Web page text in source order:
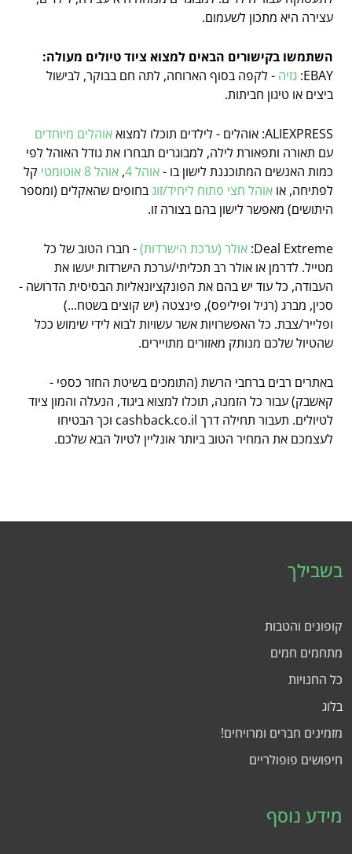
עצירה היא מתכון לשעמום.
השתמשו בקישורים הבאים למצוא ציוד טיולים מעולה:
EBAY: גזיה - לקפה בסוף הארוחה, לתה חם בבוקר, לבישול
ביצים או טיגון חביתות.
ALIEXPRESS: אוהלים - לילדים תוכלו למצוא
אוהלים מיוחדים
עם תאורה ותפאורת לילה, למבוגרים תבחרו את גודל האוהל לפי
כמות האנשים המתוכננת לישון בו -אוהל 4 , אוהל 8 אוטומטי
קל
לפתיחה, או אוהל חצי פתוח ליחיד/זוגבחופים שהאקלים (ומספר
היתושים) מאפשר לישון בהם בצורה זו.
Deal Extreme: אולר (ערכת הישרדות)- חברו הטוב של כל
מטייל. לדרמן או אולר רב תכליתי/ערכת הישרדות יעשו את
העבודה, כל עוד יש בהם את הפונקציונאליות הבסיסית הדרושה -
סכין, מברג (רגיל ופיליפס), פינצטה (יש קוצים בשטח...)
ופלייר/צבת. כל האפשרויות אשר עשויות לבוא לידי שימוש ככל
שהטיול שלכם מנותק מאזורים מתויירים.
באתרים רבים ברחבי הרשת (התומכים בשיטת החזר כספי -
קאשבק) עבור כל הזמנה, תוכלו למצוא ביגוד, הנעלה והמון ציוד
לטיולים. תעבור תחילה דרך cashback.co.il וכך הבטיחו
לעצמכם את המחיר הטוב ביותר אונליין לטיול הבא שלכם.
בשבילך
קופונים והטבות
מתחמים חמים
כל החנויות
בלוג
מזמינים חברים ומרויחים!
חיפושים פופולריים
מידע נוסף